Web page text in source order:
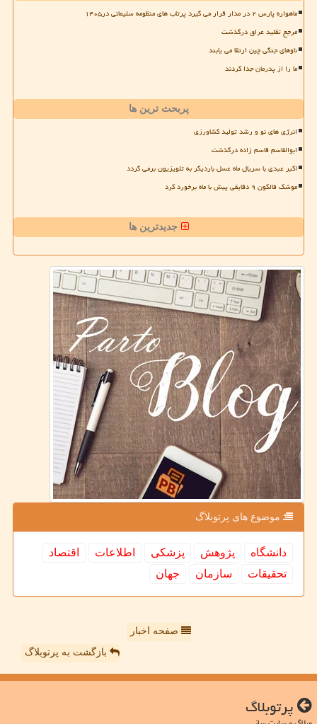
ماهواره پارس ۲ در مدار قرار می گیرد پرتاب های منظومه سلیمانی در۱۴۰۵
مرجع تقلید عراق درگذشت
ناوهای جنگی چین ارتقا می یابند
ما را از پدرمان جدا کردند
پربحث ترین ها
انرژی های نو و رشد تولید کشاورزی
ابوالقاسم قاسم زاده درگذشت
اکبر عبدی با سریال ماه عسل باردیگر به تلویزیون برمی گردد
موشک فالکون ۹ دقایقی پیش با ماه برخورد کرد
جدیدترین ها
موضوع های پرتوبلاگ
دانشگاه پژوهش پزشكی اطلاعات
اقتصاد
تحقیقات
سازمان جهان
صفحه اخبار
بازگشت به پرتوبلاگ
پرتوبلاگ